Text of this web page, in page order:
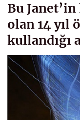
Bu
olan 14 yıl
kullandığı